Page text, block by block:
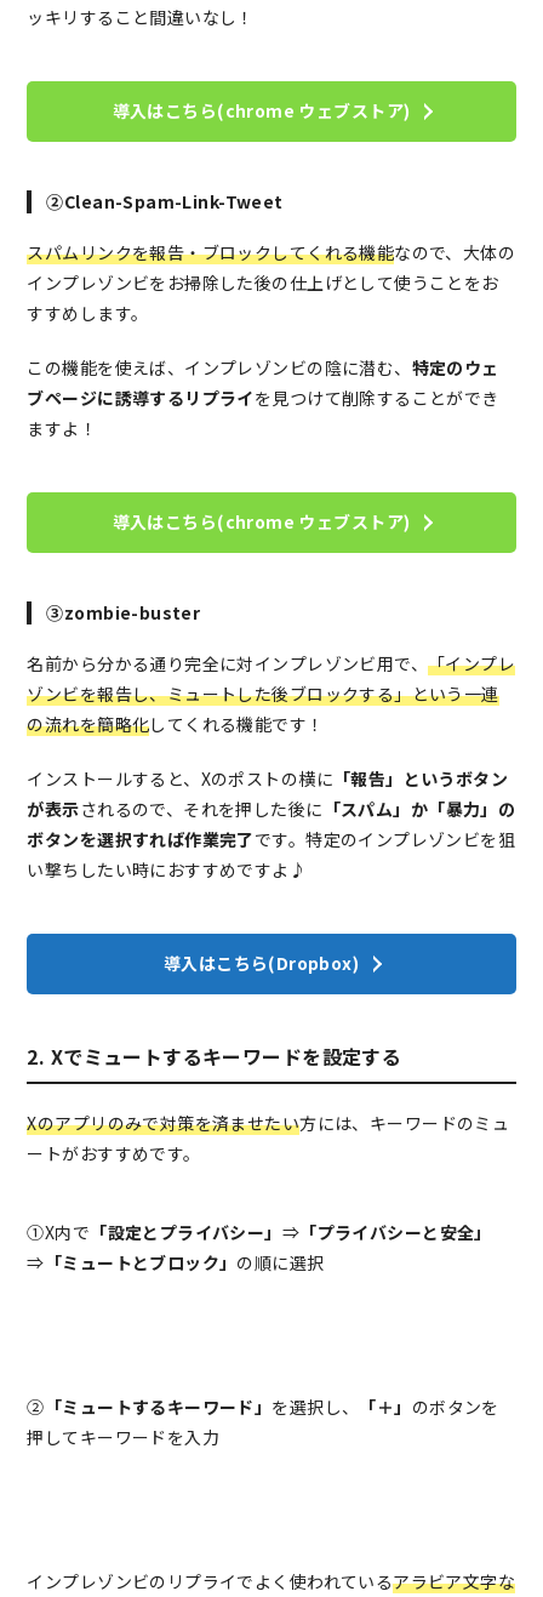
ッキリすること間違いなし！
導入はこちら(chrome ウェブストア)
②Clean-Spam-Link-Tweet
スパムリンクを報告・ブロックしてくれる機能なので、大体の
インプレゾンビをお掃除した後の仕上げとして使うことをお
すすめします。
この機能を使えば、インプレゾンビの陰に潜む、 特定のウェ
ブページに誘導するリプライを見つけて削除することができ
ますよ！
導入はこちら(chrome ウェブストア)
③zombie-buster
名前から分かる通り完全に対インプレゾンビ用で、「インプレ
ゾンビを報告し、ミュートした後ブロックする」という一連
の流れを簡略化してくれる機能です！
インストールすると、Xのポストの横に 「報告」というボタン
が表示されるので、それを押した後に 「スパム」か「暴力」の
ボタンを選択すれば作業完了です。特定のインプレゾンビを狙
い撃ちしたい時におすすめですよ♪
導入はこちら(Dropbox)
2. Xでミュートするキーワードを設定する
Xのアプリのみで対策を済ませたい方には、キーワードのミュ
ートがおすすめです。
①X内で 「設定とプライバシー」 ⇒ 「プライバシーと安全」
⇒ 「ミュートとブロック」 の順に選択
② 「ミュートするキーワード」 を選択し、 「＋」 のボタンを
押してキーワードを入力
インプレゾンビのリプライでよく使われているアラビア文字な